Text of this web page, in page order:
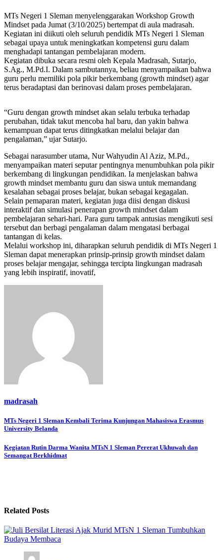
MTs Negeri 1 Sleman menyelenggarakan Workshop Growth
Mindset pada Jumat (3/10/2025) bertempat di aula madrasah.
Kegiatan ini diikuti oleh seluruh pendidik MTs Negeri 1 Sleman
sebagai upaya untuk meningkatkan kompetensi guru dalam
menghadapi tantangan pembelajaran modern.
Kegiatan dibuka secara resmi oleh Kepala Madrasah, Sutarjo,
S.Ag., M.Pd.I. Dalam sambutannya, beliau menyampaikan bahwa
guru perlu memiliki pola pikir berkembang (growth mindset) agar
terus beradaptasi dan berinovasi dalam proses pembelajaran.
“Guru dengan growth mindset akan selalu terbuka terhadap
perubahan, tidak takut mencoba hal baru, dan yakin bahwa
kemampuan dapat terus ditingkatkan melalui belajar dan
pengalaman,” ujar Sutarjo.
Sebagai narasumber utama, Nur Wahyudin Al Aziz, M.Pd.,
menyampaikan materi seputar pentingnya menumbuhkan pola pikir
berkembang di lingkungan pendidikan. Ia menjelaskan bahwa
growth mindset membantu guru dan siswa untuk memandang
kesalahan sebagai proses belajar, bukan sebagai kegagalan.
Selain pemaparan materi, kegiatan juga diisi dengan diskusi
interaktif dan simulasi penerapan growth mindset dalam
pembelajaran sehari-hari. Para guru tampak antusias mengikuti sesi
tersebut dan berbagi pengalaman dalam mengatasi berbagai
tantangan di kelas.
Melalui workshop ini, diharapkan seluruh pendidik di MTs Negeri 1
Sleman dapat menerapkan prinsip-prinsip growth mindset dalam
proses belajar mengajar, sehingga tercipta lingkungan madrasah
yang lebih inspiratif, inovatif,
madrasah
Navigasi
MTs Negeri 1 Sleman Kembali Terima Kunjungan Mahasiswa Erasmus
University Belanda
Kegiatan Rutin Darma Wanita MTsN 1 Sleman Pererat Ukhuwah dan
Semangat Berkhidmat
Related Posts